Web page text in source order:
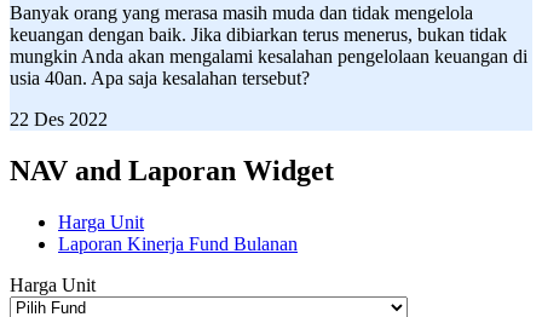
Banyak orang yang merasa masih muda dan tidak mengelola
keuangan dengan baik. Jika dibiarkan terus menerus, bukan tidak
mungkin Anda akan mengalami kesalahan pengelolaan keuangan di
usia 40an. Apa saja kesalahan tersebut?
22 Des 2022
NAV and Laporan Widget
Harga Unit
Laporan Kinerja Fund Bulanan
Harga Unit